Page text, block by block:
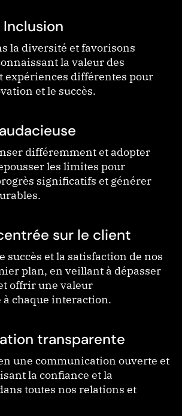
la diversité et favorisons
la valeur des
expériences différentes pour
et le succès.
différemment et adopter
les limites pour
significatifs et générer
sur le client
succès et la satisfaction de nos
plan, en veillant à dépasser
offrir une valeur
chaque interaction.
transparente
une communication ouverte et
la confiance et la
toutes nos relations et